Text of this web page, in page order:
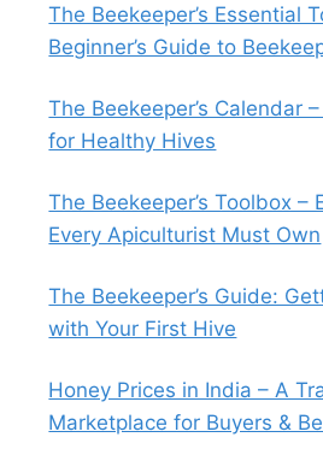
The Beekeeper’s Essential
Beginner’s Guide to
The Beekeeper’s Calendar
for Healthy Hives
The Beekeeper’s Toolbox –
Every Apiculturist Must Own
The Beekeeper’s Guide:
with Your First Hive
Honey Prices in India – A
Marketplace for Buyers &